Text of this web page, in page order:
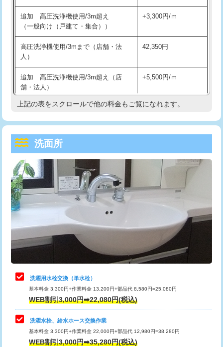
マス交換（深さ50㎝以上） 66,000円
コンクリート斫り（厚さ10㎝まで） 27,500円
コンクリート斫り（厚さ10㎝超え）
モルタル補修（厚さ10㎝まで）
モルタル補修（厚さ10㎝超え） 38,500円
洗面台設置 38,500円
追加人工
廃棄・処分 現場見積
※給水管工事は20mmまでの価格です。
持込商品取付（混合水栓） 16,500円
給水管工事※（ホール加工)
給水管工事※（バンド止め) 3,300円
給水管工事※（支持金具設置) 5,500円
給水管工事※（保温材使用（バンド止
め込み）)
5,500円
給水管工事※（土の掘削・埋め戻し作
業)
11,000円
給水管工事※（塩ビ管（VP・HI）使
用/3ｍまで)
33,000円
給水管工事※（塩ビ管（VP・HI）使
用（追加）/3ｍ超え)
給水管工事※（ライニング鋼管・銅
管・ポリ管・HT管使用/3ｍまで)
44,000円
給水管工事※（ライニング鋼管・銅
管・ポリ管・HT管使用/3ｍ超え)
排水管工事（土の掘削・埋め戻し作
業）
排水管工事（排水管工事/3ｍまで） 55,000円
追加 高圧洗浄機使用/3m超え
（一般向け（戸建て・集合））
+3,300円/ｍ
高圧洗浄機使用/3mまで（店舗・法
人）
42,350円
追加 高圧洗浄機使用/3m超え（店
舗・法人）
+5,500円/ｍ
高度高圧洗浄換 現地調査
トーラー機使用/3mまで
追加トーラー機使用/3m超え +3,300円
カメラ調査 33,000円
桝清掃
止水・漏水調査・防水処理・清掃・修
理・調整・分解・加工など（軽作業）
11,000円
止水・漏水調査・防水処理・清掃・修
理・調整・分解・加工など（中作業）
22,000円
止水・漏水調査・防水処理・清掃・修
理・調整・分解・加工など（重作業）
33,000円
キッチンタンク脱着
その他部品の脱着
上記の表をスクロールで他の料金もご覧になれます。
洗面所
洗濯用水栓交換（単水栓）
基本料金 3,300円+作業料金 13,200円+部品代 8,580円=25,080円
WEB割引3,000円➡22,080円(税込)
洗濯水栓、給水ホース交換作業
基本料金 3,300円+作業料金 22,000円+部品代 12,980円=38,280円
WEB割引3,000円➡35,280円(税込)